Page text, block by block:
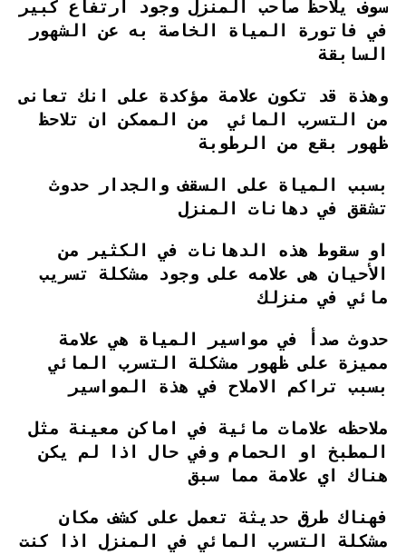
سوف يلاحظ صاحب المنزل وجود ارتفاع كبير
في فاتورة المياة الخاصة به عن الشهور
السابقة
وهذة قد تكون علامة مؤكدة على انك تعانى
من التسرب المائي من الممكن ان تلاحظ
ظهور بقع من الرطوبة
بسبب المياة على السقف والجدار حدوث
تشقق في دهانات المنزل
او سقوط هذه الدهانات في الكثير من
الأحيان هى علامه على وجود مشكلة تسريب
مائي في منزلك
حدوث صدأ في مواسير المياة هي علامة
مميزة على ظهور مشكلة التسرب المائي
بسبب تراكم الاملاح في هذة المواسير
ملاحظه علامات مائية في اماكن معينة مثل
المطبخ او الحمام وفي حال اذا لم يكن
هناك اي علامة مما سبق
فهناك طرق حديثة تعمل على كشف مكان
مشكلة التسرب المائي في المنزل اذا كنت